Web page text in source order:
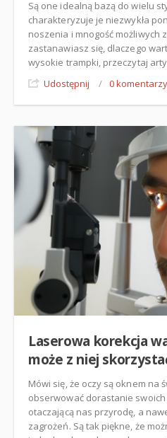
Są one idealną bazą do wielu
charakteryzuje je niezwykła
noszenia i mnogość możliwych
zastanawiasz się, dlaczego
wysokie trampki, przeczytaj
Udostępnij
/ 0 komentarzy
Laserowa korekcja
może z niej
Mówi się, że oczy są oknem na
obserwować dorastanie
otaczającą nas przyrodę, a
zagrożeń. Są tak piękne, że